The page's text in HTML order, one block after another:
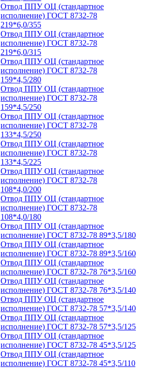
Отвод ППУ ОЦ (стандартное
исполнение) ГОСТ 8732-78
219*6,0/355
Отвод ППУ ОЦ (стандартное
исполнение) ГОСТ 8732-78
219*6,0/315
Отвод ППУ ОЦ (стандартное
исполнение) ГОСТ 8732-78
159*4,5/280
Отвод ППУ ОЦ (стандартное
исполнение) ГОСТ 8732-78
159*4,5/250
Отвод ППУ ОЦ (стандартное
исполнение) ГОСТ 8732-78
133*4,5/250
Отвод ППУ ОЦ (стандартное
исполнение) ГОСТ 8732-78
133*4,5/225
Отвод ППУ ОЦ (стандартное
исполнение) ГОСТ 8732-78
108*4,0/200
Отвод ППУ ОЦ (стандартное
исполнение) ГОСТ 8732-78
108*4,0/180
Отвод ППУ ОЦ (стандартное
исполнение) ГОСТ 8732-78 89*3,5/180
Отвод ППУ ОЦ (стандартное
исполнение) ГОСТ 8732-78 89*3,5/160
Отвод ППУ ОЦ (стандартное
исполнение) ГОСТ 8732-78 76*3,5/160
Отвод ППУ ОЦ (стандартное
исполнение) ГОСТ 8732-78 76*3,5/140
Отвод ППУ ОЦ (стандартное
исполнение) ГОСТ 8732-78 57*3,5/140
Отвод ППУ ОЦ (стандартное
исполнение) ГОСТ 8732-78 57*3,5/125
Отвод ППУ ОЦ (стандартное
исполнение) ГОСТ 8732-78 45*3,5/125
Отвод ППУ ОЦ (стандартное
исполнение) ГОСТ 8732-78 45*3,5/110